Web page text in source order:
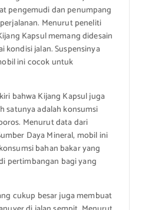
pengemudi dan penumpang
Menurut peneliti
Kapsul memang didesain
kondisi jalan. Suspensinya
ini cocok untuk
bahwa Kijang Kapsul juga
satunya adalah konsumsi
Menurut data dari
Daya Mineral, mobil ini
bahan bakar yang
pertimbangan bagi yang
cukup besar juga membuat